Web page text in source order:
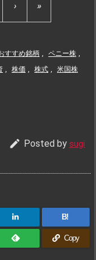
› »
すすめ銘柄 , ペニー株 ,
, 株価 , 株式 , 米国株
 Posted by sugi
B!
Copy